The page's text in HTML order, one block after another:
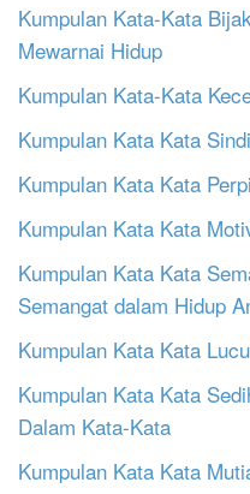
Kumpulan Kata-Kata
Mewarnai Hidup
Kumpulan Kata-Kata
Kumpulan Kata Kata
Kumpulan Kata Kata
Kumpulan Kata Kata
Kumpulan Kata Kata
Semangat dalam Hidup
Kumpulan Kata Kata
Kumpulan Kata Kata
Dalam Kata-Kata
Kumpulan Kata Kata